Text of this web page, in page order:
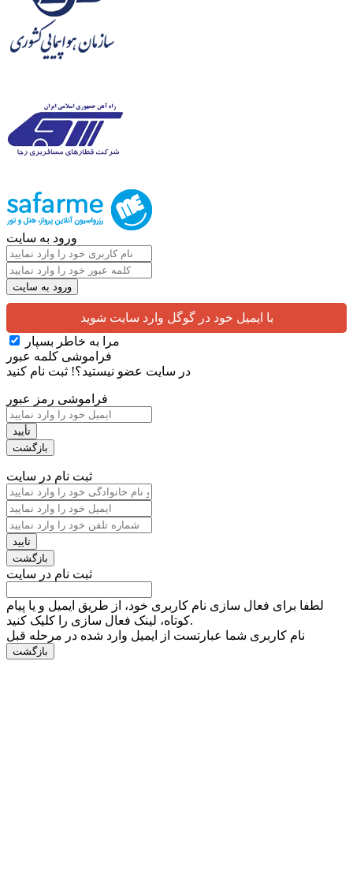
ورود به سایت
با ایمیل خود در گوگل وارد سایت شوید
مرا به خاطر بسپار
فراموشی کلمه عبور
در سایت عضو نیستید؟! ثبت نام کنید
فراموشی رمز عبور
ثبت نام در سایت
ثبت نام در سایت
لطفا برای فعال سازی نام کاربری خود، از طریق ایمیل و یا پیام
کوتاه، لینک فعال سازی را کلیک کنید.
نام کاربری شما عبارتست از ایمیل وارد شده در مرحله قبل